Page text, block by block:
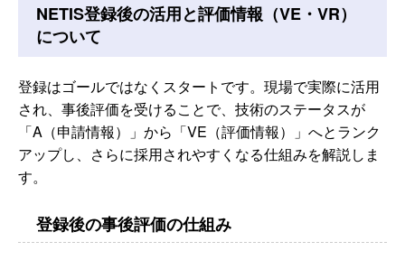
NETIS登録後の活用と評価情報（VE・VR）
について
登録はゴールではなくスタートです。現場で実際に活用
され、事後評価を受けることで、技術のステータスが
「A（申請情報）」から「VE（評価情報）」へとランク
アップし、さらに採用されやすくなる仕組みを解説しま
す。
登録後の事後評価の仕組み